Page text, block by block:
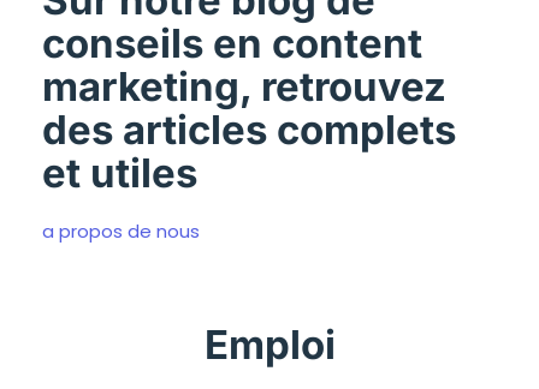
conseils en content
marketing, retrouvez
des articles complets
et utiles
a propos de nous
Emploi